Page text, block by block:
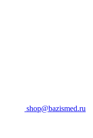
shop@bazismed.ru